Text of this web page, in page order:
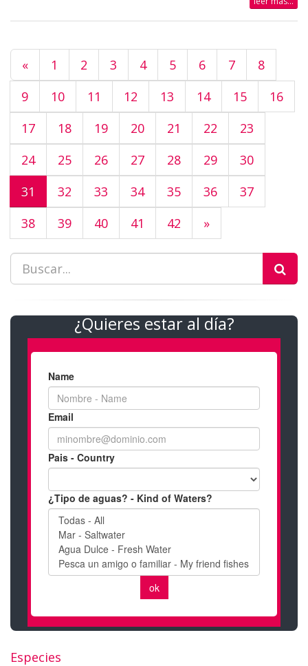
« 1 2 3 4 5 6 7
8
9
10 11 12 13 14 15
16
17
18 19 20 21 22
23
24
25 26 27 28 29
30
31
32 33 34 35 36
37
38
39 40 41 42 »
¿Quieres estar al día?
Especies